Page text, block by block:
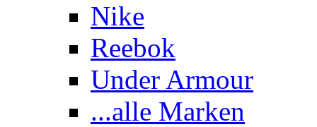
Nike
Reebok
Under Armour
...alle Marken